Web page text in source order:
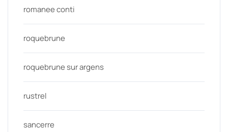
romanee conti
roquebrune
roquebrune sur argens
rustrel
sancerre